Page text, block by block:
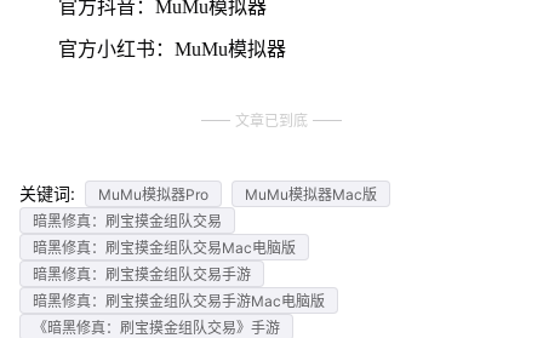
官方抖音：MuMu模拟器
官方小红书：MuMu模拟器
文章已到底
关键词: MuMu模拟器Pro
MuMu模拟器Mac版
暗黑修真：刷宝摸金组队交易
暗黑修真：刷宝摸金组队交易Mac电脑版
暗黑修真：刷宝摸金组队交易手游
暗黑修真：刷宝摸金组队交易手游Mac电脑版
《暗黑修真：刷宝摸金组队交易》手游